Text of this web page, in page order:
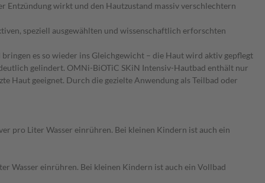
Entzündung wirkt und den Hautzustand massiv verschlechtern
speziell ausgewählten und wissenschaftlich erforschten
es so wieder ins Gleichgewicht – die Haut wird aktiv gepflegt
gelindert. OMNi-BiOTiC SKiN Intensiv-Hautbad enthält nur
Haut geeignet. Durch die gezielte Anwendung als Teilbad oder
pro Liter Wasser einrühren. Bei kleinen Kindern ist auch ein
Wasser einrühren. Bei kleinen Kindern ist auch ein Vollbad